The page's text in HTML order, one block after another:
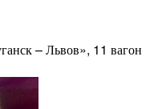
– Львов», 11 вагон